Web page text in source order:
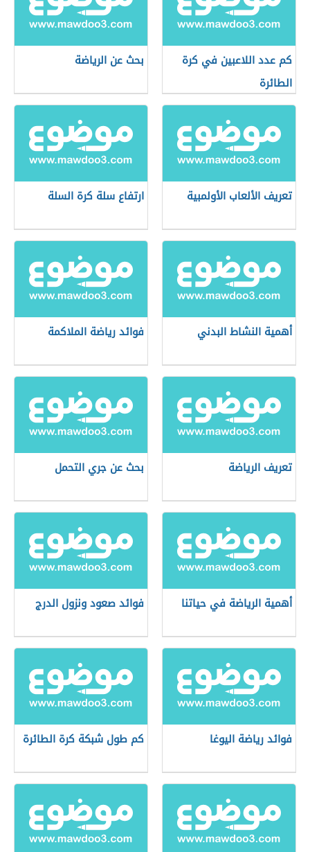
كم عدد اللاعبين في كرة
الطائرة
بحث عن الرياضة
تعريف الألعاب الأولمبية ارتفاع سلة كرة السلة
أهمية النشاط البدني فوائد رياضة الملاكمة
تعريف الرياضة بحث عن جري التحمل
أهمية الرياضة في حياتنا فوائد صعود ونزول الدرج
فوائد رياضة اليوغا كم طول شبكة كرة الطائرة